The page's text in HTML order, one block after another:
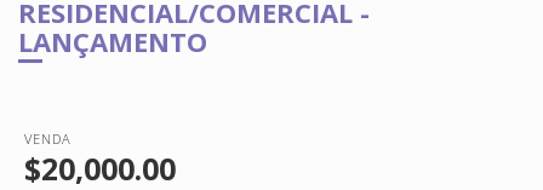
RESIDENCIAL/COMERCIAL -
LANÇAMENTO
VENDA
$20,000.00